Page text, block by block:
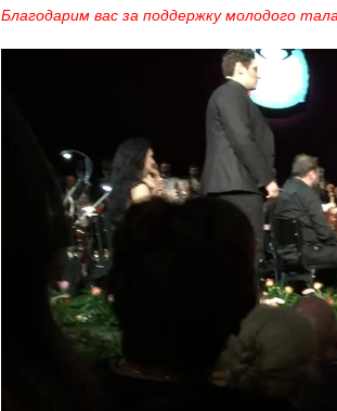
Благодарим вас за поддержку молодого